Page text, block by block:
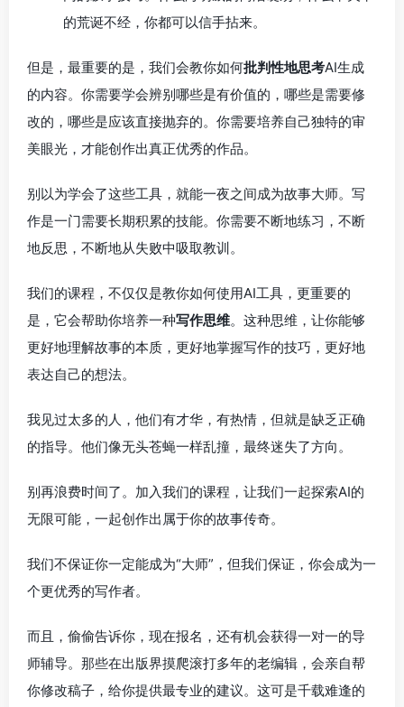
的荒诞不经，你都可以信手拈来。
但是，最重要的是，我们会教你如何批判性地思考AI生成
的内容。你需要学会辨别哪些是有价值的，哪些是需要修
改的，哪些是应该直接抛弃的。你需要培养自己独特的审
美眼光，才能创作出真正优秀的作品。
别以为学会了这些工具，就能一夜之间成为故事大师。写
作是一门需要长期积累的技能。你需要不断地练习，不断
地反思，不断地从失败中吸取教训。
我们的课程，不仅仅是教你如何使用AI工具，更重要的
是，它会帮助你培养一种写作思维。这种思维，让你能够
更好地理解故事的本质，更好地掌握写作的技巧，更好地
表达自己的想法。
我见过太多的人，他们有才华，有热情，但就是缺乏正确
的指导。他们像无头苍蝇一样乱撞，最终迷失了方向。
别再浪费时间了。加入我们的课程，让我们一起探索AI的
无限可能，一起创作出属于你的故事传奇。
我们不保证你一定能成为“大师”，但我们保证，你会成为一
个更优秀的写作者。
而且，偷偷告诉你，现在报名，还有机会获得一对一的导
师辅导。那些在出版界摸爬滚打多年的老编辑，会亲自帮
你修改稿子，给你提供最专业的建议。这可是千载难逢的